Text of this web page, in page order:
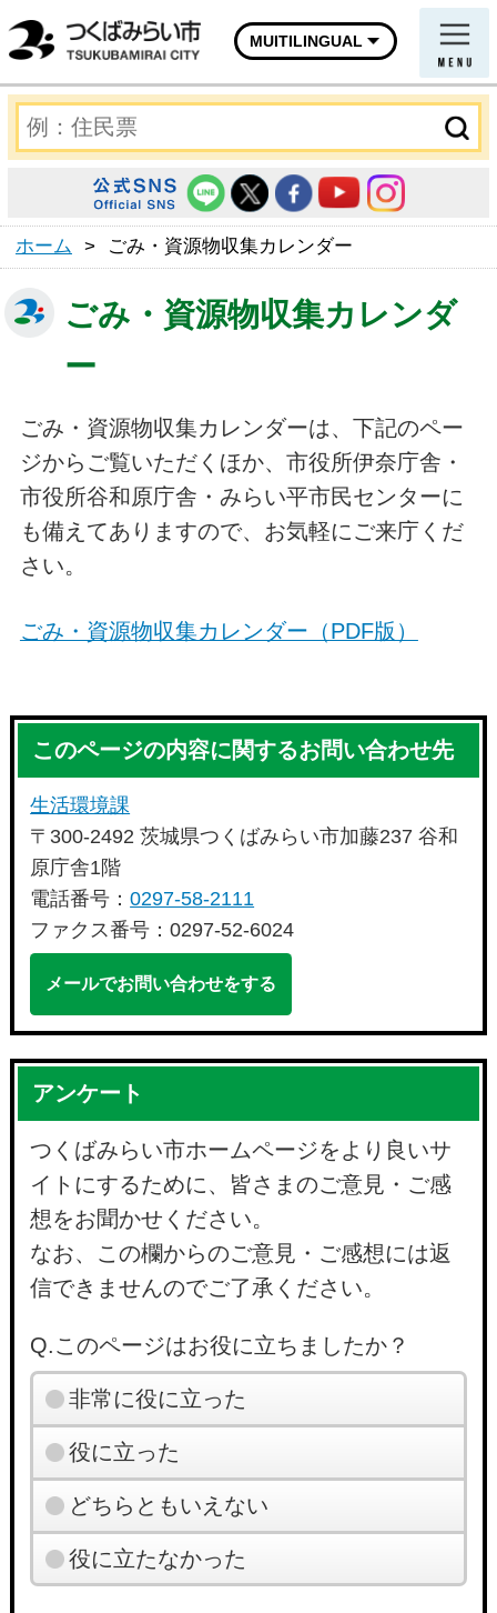
MUITILINGUAL
ホーム > ごみ・資源物収集カレンダー
ごみ・資源物収集カレンダ
ー
ごみ・資源物収集カレンダーは、下記のペー
ジからご覧いただくほか、市役所伊奈庁舎・
市役所谷和原庁舎・みらい平市民センターに
も備えてありますので、お気軽にご来庁くだ
さい。
ごみ・資源物収集カレンダー（PDF版）
このページの内容に関するお問い合わせ先
生活環境課
〒300-2492 茨城県つくばみらい市加藤237 谷和
原庁舎1階
電話番号：0297-58-2111
ファクス番号：0297-52-6024
メールでお問い合わせをする
アンケート
つくばみらい市ホームページをより良いサ
イトにするために、皆さまのご意見・ご感
想をお聞かせください。
なお、この欄からのご意見・ご感想には返
信できませんのでご了承ください。
Q.このページはお役に立ちましたか？
非常に役に立った
役に立った
どちらともいえない
役に立たなかった